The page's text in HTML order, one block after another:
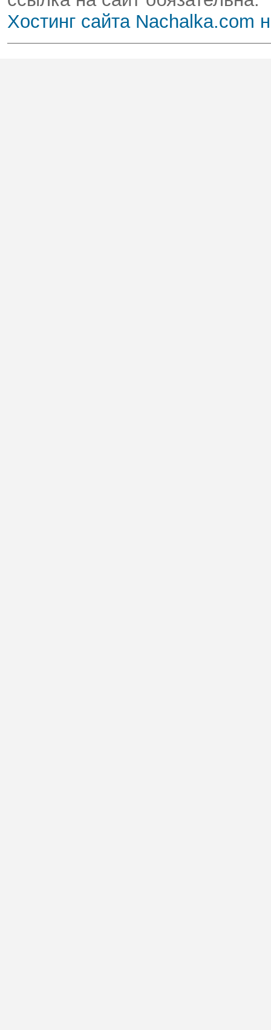
Хостинг сайта Nachalka.com